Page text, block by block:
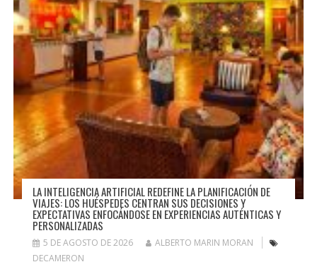
LA INTELIGENCIA ARTIFICIAL REDEFINE LA PLANIFICACIÓN DE
VIAJES: LOS HUÉSPEDES CENTRAN SUS DECISIONES Y
EXPECTATIVAS ENFOCÁNDOSE EN EXPERIENCIAS AUTÉNTICAS Y
PERSONALIZADAS
5 DE AGOSTO DE 2026
ALBERTO MARIN MORAN
DECAMERON